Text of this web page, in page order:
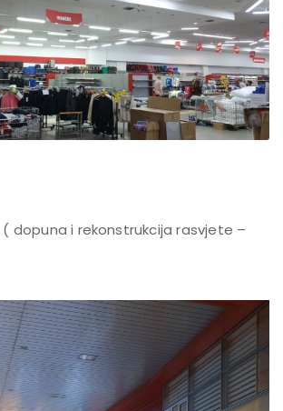
( dopuna i rekonstrukcija rasvjete –